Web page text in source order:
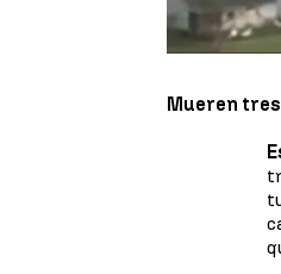
Mueren